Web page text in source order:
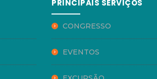
PRINCIPAIS SERVIÇOS
CONGRESSO
EVENTOS